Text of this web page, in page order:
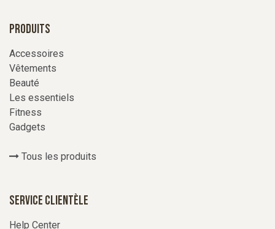
Produits
Accessoires
Vêtements
Beauté
Les essentiels
Fitness
Gadgets
Tous les produits
Service Clientèle
Help Center